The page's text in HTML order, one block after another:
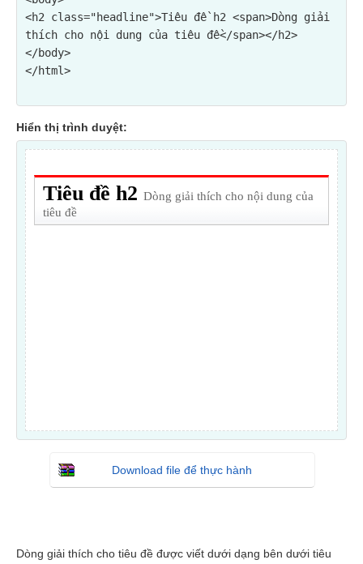
<h2 class="headline">Tiêu đề h2 <span>Dòng giải
thích cho nội dung của tiêu đề</span></h2>
</body>
Hiển thị trình duyệt:
Download file để thực hành
Dòng giải thích cho tiêu đề được viết dưới dạng bên dưới tiêu